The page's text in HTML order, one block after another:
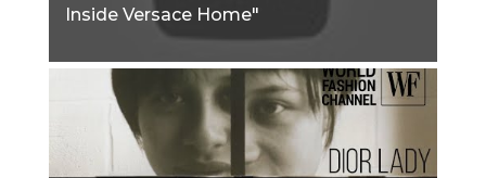
Inside Versace Home"